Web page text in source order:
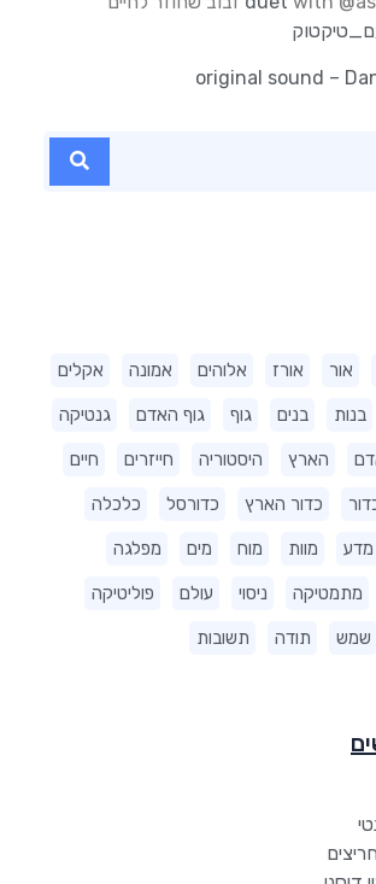
אור אורז אלוהים אמונה אקלים
בנות בנים גוף גוף האדם גנטיקה
הארץ היסטוריה חייזרים חיים
כדור הארץ כדורסל כלכלה
מדע מוות מוח מים מפלגה
מתמטיקה ניסוי עולם פוליטיקה
שמש תודה תשובות